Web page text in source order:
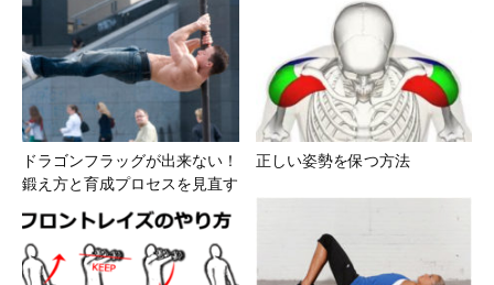
ドラゴンフラッグが出来ない！
鍛え方と育成プロセスを見直す
正しい姿勢を保つ方法